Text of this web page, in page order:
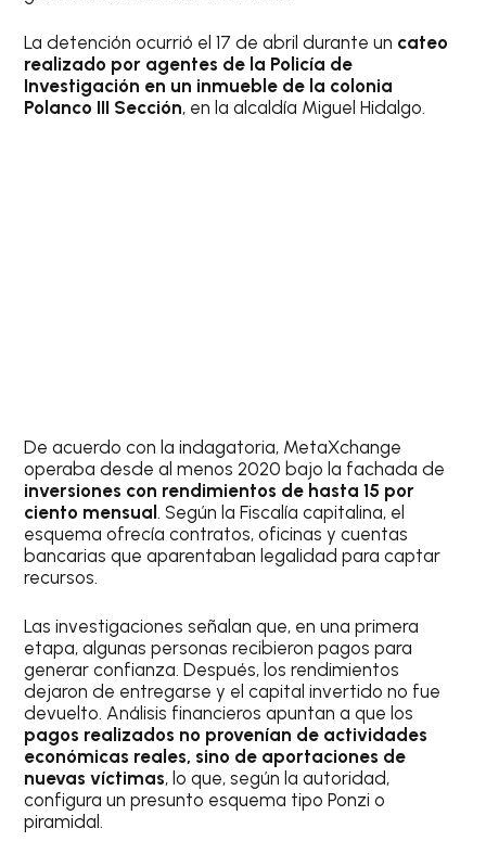
La detención ocurrió el 17 de abril durante un cateo
realizado por agentes de la Policía de
Investigación en un inmueble de la colonia
Polanco III Sección, en la alcaldía Miguel Hidalgo.
De acuerdo con la indagatoria, MetaXchange
operaba desde al menos 2020 bajo la fachada de
inversiones con rendimientos de hasta 15 por
ciento mensual. Según la Fiscalía capitalina, el
esquema ofrecía contratos, oficinas y cuentas
bancarias que aparentaban legalidad para captar
recursos.
Las investigaciones señalan que, en una primera
etapa, algunas personas recibieron pagos para
generar confianza. Después, los rendimientos
dejaron de entregarse y el capital invertido no fue
devuelto. Análisis financieros apuntan a que los
pagos realizados no provenían de actividades
económicas reales, sino de aportaciones de
nuevas víctimas, lo que, según la autoridad,
configura un presunto esquema tipo Ponzi o
piramidal.